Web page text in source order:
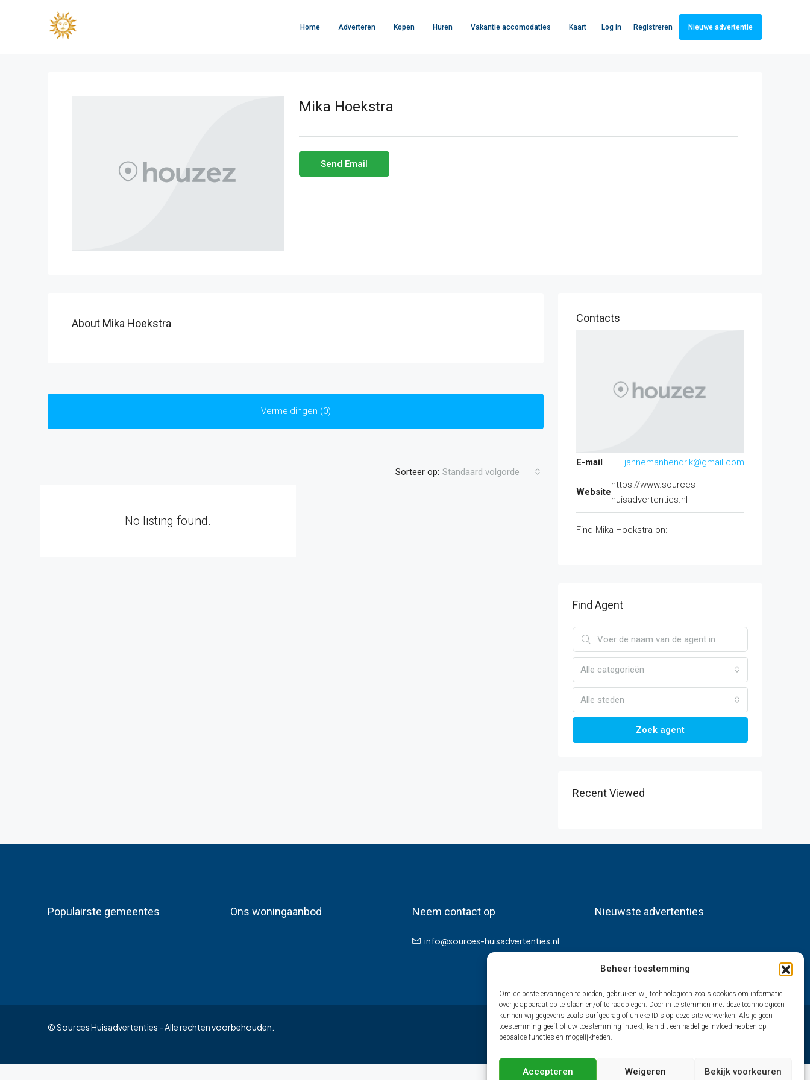
Beheer toestemming
Om de beste ervaringen te bieden, gebruiken wij technologieën zoals cookies om informatie
over je apparaat op te slaan en/of te raadplegen. Door in te stemmen met deze technologieën
kunnen wij gegevens zoals surfgedrag of unieke ID's op deze site verwerken. Als je geen
toestemming geeft of uw toestemming intrekt, kan dit een nadelige invloed hebben op
bepaalde functies en mogelijkheden.
Accepteren Weigeren Bekijk voorkeuren
Home Adverteren Kopen Huren Vakantie accomodaties Kaart Log in Registreren Nieuwe advertentie
Mika Hoekstra
Send Email
About Mika Hoekstra
Vermeldingen (0)
Sorteer op: Standaard volgorde
No listing found.
Contacts
E-mail jannemanhendrik@gmail.com
Website
https://www.sources-
huisadvertenties.nl
Find Mika Hoekstra on:
Find Agent
Alle categorieën
Alle steden
Zoek agent
Recent Viewed
Populairste gemeentes Ons woningaanbod Neem contact op
info@sources-huisadvertenties.nl
Nieuwste advertenties
© Sources Huisadvertenties - Alle rechten voorbehouden.